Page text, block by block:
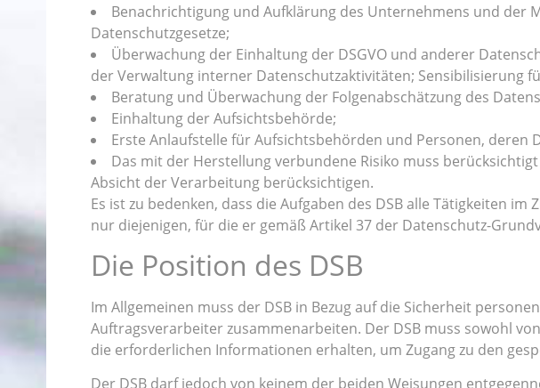
Benachrichtigung und Aufklärung des Unternehmens und der
Datenschutzgesetze;
Überwachung der Einhaltung der DSGVO und anderer
der Verwaltung interner Datenschutzaktivitäten; Sensibilisierung
Beratung und Überwachung der Folgenabschätzung des
Einhaltung der Aufsichtsbehörde;
Erste Anlaufstelle für Aufsichtsbehörden und Personen,
Das mit der Herstellung verbundene Risiko muss
Absicht der Verarbeitung berücksichtigen.
Es ist zu bedenken, dass die Aufgaben des DSB alle Tätigkeiten
nur diejenigen, für die er gemäß Artikel 37 der Datenschutz-
Die Position des DSB
Im Allgemeinen muss der DSB in Bezug auf die Sicherheit
Auftragsverarbeiter zusammenarbeiten. Der DSB muss sowohl
die erforderlichen Informationen erhalten, um Zugang zu den
Der DSB darf jedoch von keinem der beiden Weisungen